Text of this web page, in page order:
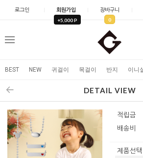
로그인 회원가입
+5,000 P
장바구니
0
메
BEST NEW 귀걸이 목걸이 반지 이니
DETAIL VIEW
적립금
배송비
제품선택